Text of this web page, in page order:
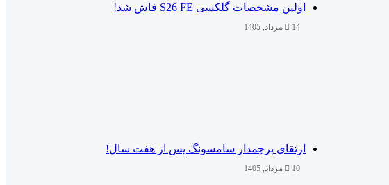
اولین مشخصات گلکسی S26 FE فاش شد!
14 مرداد, 1405
ارتقای پرچمدار سامسونگ پس از هفت سال!
10 مرداد, 1405